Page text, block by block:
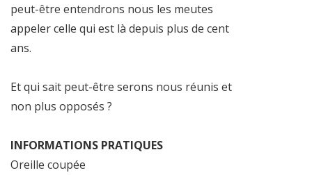
peut-être entendrons nous les meutes
appeler celle qui est là depuis plus de cent
ans.
Et qui sait peut-être serons nous réunis et
non plus opposés ?
INFORMATIONS PRATIQUES
Oreille coupée